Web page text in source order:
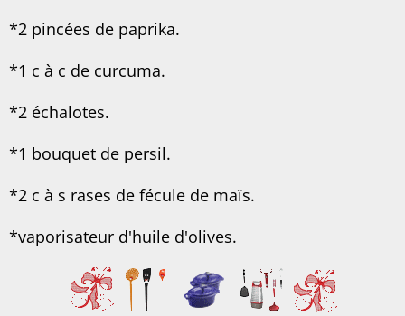
*2 pincées de paprika.
*1 c à c de curcuma.
*2 échalotes.
*1 bouquet de persil.
*2 c à s rases de fécule de maïs.
*vaporisateur d'huile d'olives.